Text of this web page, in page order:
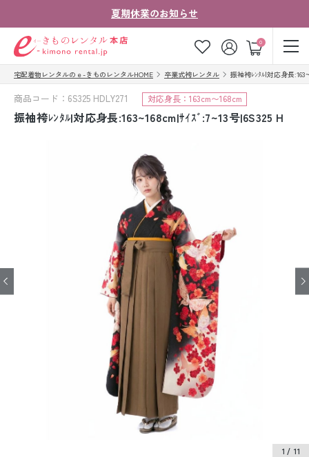
夏期休業のお知らせ
0
ゲスト
お気に入り ログイン カート
ご注文の流れ
法人・グループの
お客様はこちら
宅配着物レンタルのｅ-きものレンタルHOME 卒業式袴レンタル 振袖袴ﾚﾝﾀﾙ|対応身長
商品コード：6S325 HDLY271 対応身長：163cm〜168cm
振袖袴ﾚﾝﾀﾙ|対応身長:163~168cm|ｻｲｽﾞ:7~13号|6S325 H
1 / 11